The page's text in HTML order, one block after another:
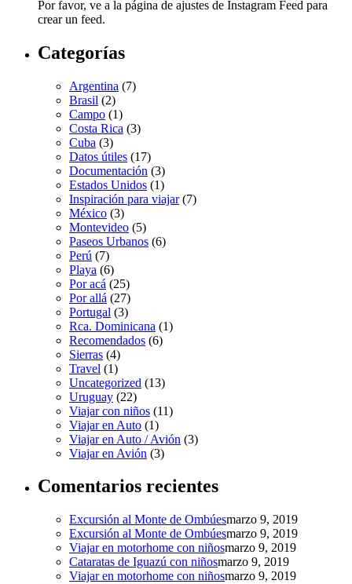
Por favor, ve a la página de ajustes de Instagram Feed para
crear un feed.
Categorías
Argentina (7)
Brasil (2)
Campo (1)
Costa Rica (3)
Cuba (3)
Datos útiles (17)
Documentación (3)
Estados Unidos (1)
Inspiración para viajar(7)
México (3)
Montevideo (5)
Paseos Urbanos (6)
Perú (7)
Playa (6)
Por acá (25)
Por allá (27)
Portugal (3)
Rca. Dominicana (1)
Recomendados (6)
Sierras (4)
Travel (1)
Uncategorized (13)
Uruguay (22)
Viajar con niños (11)
Viajar en Auto (1)
Viajar en Auto / Avión (3)
Viajar en Avión (3)
Comentarios recientes
Excursión al Monte de Ombúesmarzo 9, 2019
Excursión al Monte de Ombúesmarzo 9, 2019
Viajar en motorhome con niñosmarzo 9, 2019
Cataratas de Iguazú con niñosmarzo 9, 2019
Viajar en motorhome con niñosmarzo 9, 2019